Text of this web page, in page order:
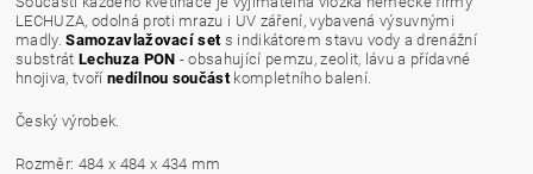
LECHUZA, odolná proti mrazu i UV záření, vybavená výsuvnými
madly. Samozavlažovací set s indikátorem stavu vody a drenážní
substrát Lechuza PON - obsahující pemzu, zeolit, lávu a přídavné
hnojiva, tvoří nedílnou součást kompletního balení.
Český výrobek.
Rozměr: 484 x 484 x 434 mm